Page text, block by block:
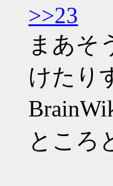
>>23
まあそ
けたり
ところ